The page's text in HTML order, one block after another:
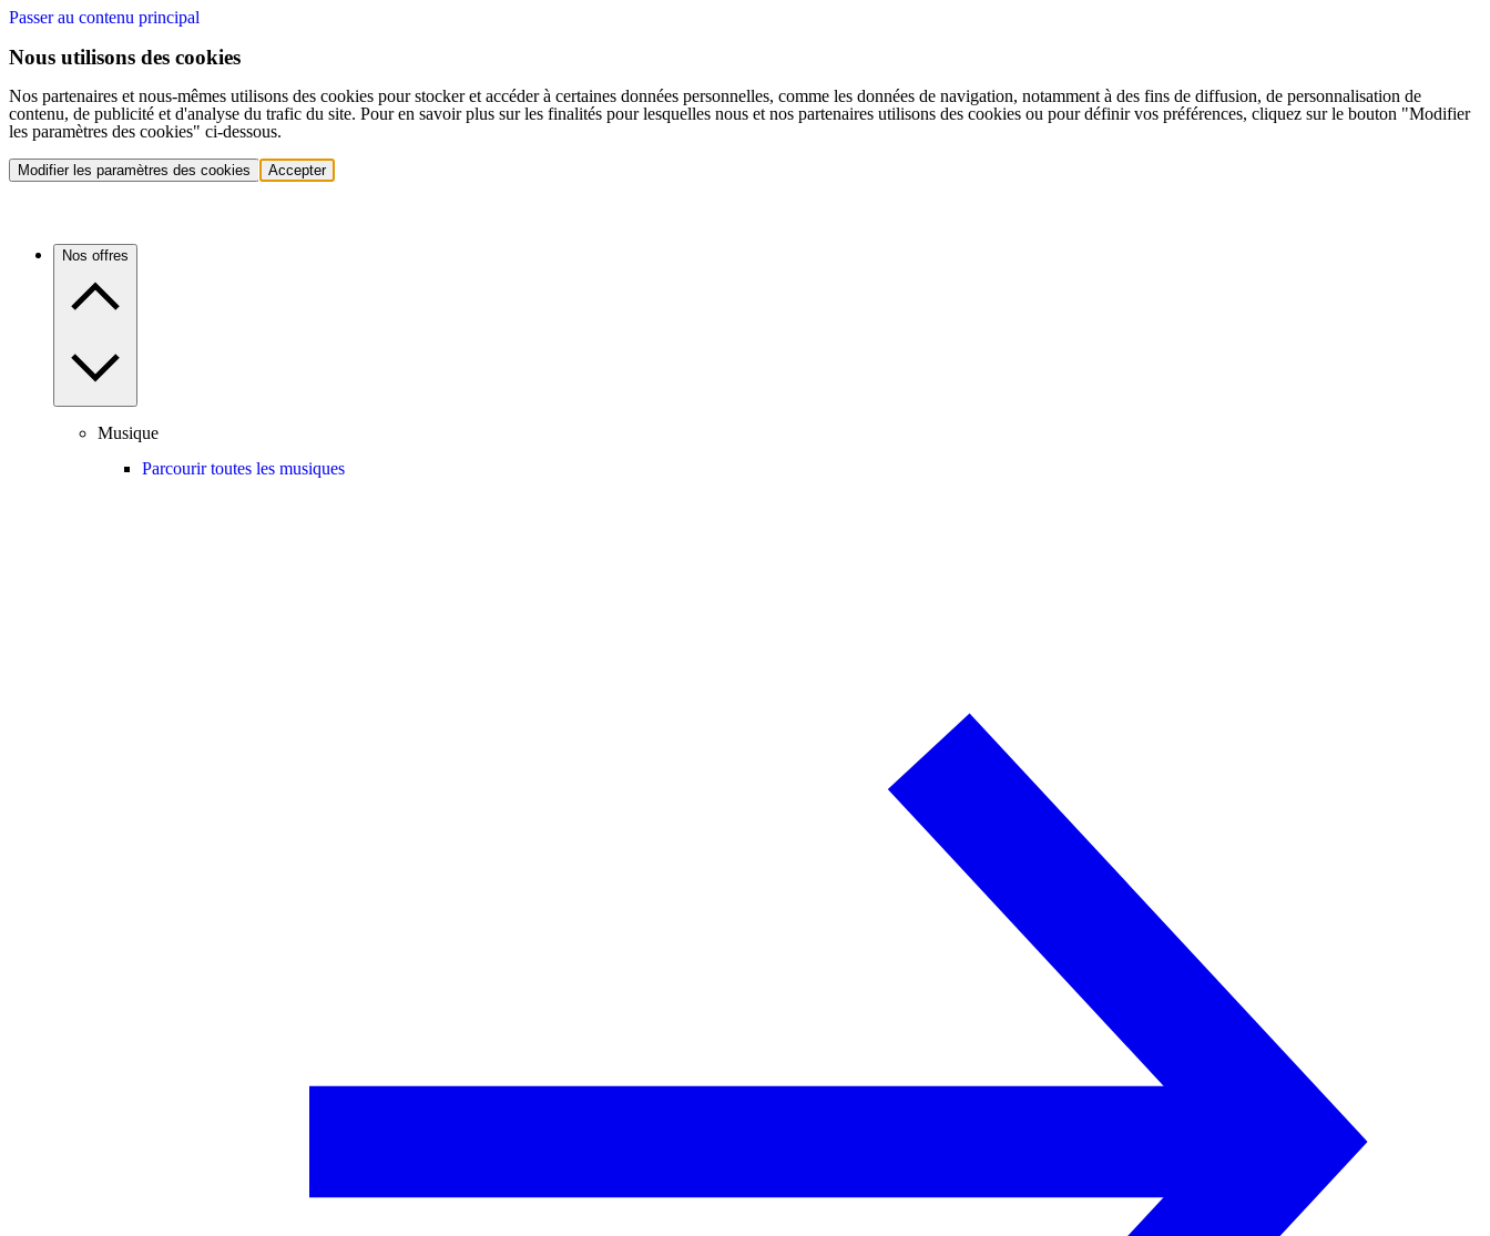
Passer au contenu principal
Nous utilisons des cookies
Nos partenaires et nous-mêmes utilisons des cookies pour stocker et accéder à certaines données personnelles, comme les données de navigation, notamment à des fins de diffusion, de personnalisation de
contenu, de publicité et d'analyse du trafic du site. Pour en savoir plus sur les finalités pour lesquelles nous et nos partenaires utilisons des cookies ou pour définir vos préférences, cliquez sur le bouton "Modifier
les paramètres des cookies" ci-dessous.
Modifier les paramètres des cookies Accepter
Nos offres
Musique
Parcourir toutes les musiques